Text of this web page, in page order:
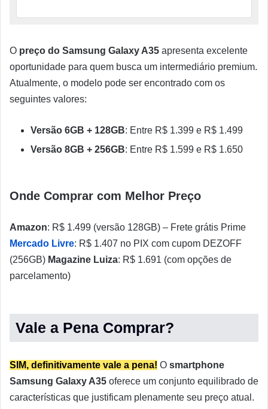
O preço do Samsung Galaxy A35 apresenta excelente
oportunidade para quem busca um intermediário premium.
Atualmente, o modelo pode ser encontrado com os
seguintes valores:
Versão 6GB + 128GB: Entre R$ 1.399 e R$ 1.499
Versão 8GB + 256GB: Entre R$ 1.599 e R$ 1.650
Onde Comprar com Melhor Preço
Amazon: R$ 1.499 (versão 128GB) – Frete grátis Prime
Mercado Livre: R$ 1.407 no PIX com cupom DEZOFF
(256GB) Magazine Luiza: R$ 1.691 (com opções de
parcelamento)
Vale a Pena Comprar?
SIM, definitivamente vale a pena! O smartphone
Samsung Galaxy A35 oferece um conjunto equilibrado de
características que justificam plenamente seu preço atual.